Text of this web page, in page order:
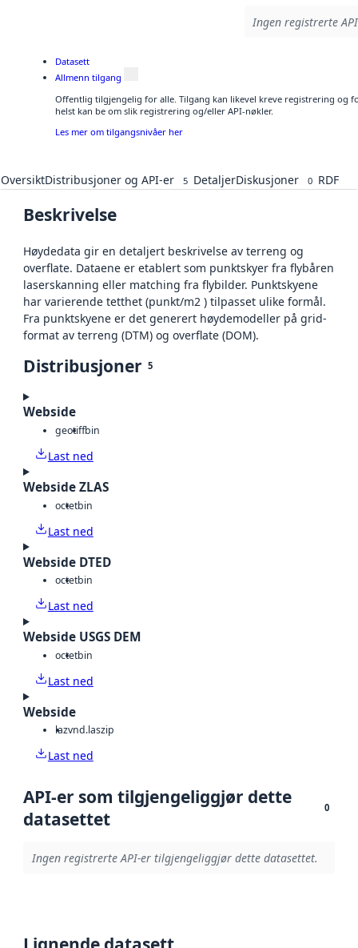
Ingen registrerte
Datasett
Allmenn tilgang
Offentlig tilgjengelig for alle. Tilgang kan likevel kreve registrering og
helst kan be om slik registrering og/eller API-nøkler.
Les mer om tilgangsnivåer her
OversiktDistribusjoner og API-er 5 DetaljerDiskusjoner 0 RDF
Beskrivelse
Høydedata gir en detaljert beskrivelse av terreng og
overflate. Dataene er etablert som punktskyer fra flybåren
laserskanning eller matching fra flybilder. Punktskyene
har varierende tetthet (punkt/m2 ) tilpasset ulike formål.
Fra punktskyene er det generert høydemodeller på grid-
format av terreng (DTM) og overflate (DOM).
Distribusjoner 5
Webside
geotiffbin
Last ned
Webside ZLAS
octetbin
Last ned
Webside DTED
octetbin
Last ned
Webside USGS DEM
octetbin
Last ned
Webside
lazvnd.laszip
Last ned
API-er som tilgjengeliggjør dette
datasettet
0
Ingen registrerte API-er tilgjengeliggjør dette datasettet.